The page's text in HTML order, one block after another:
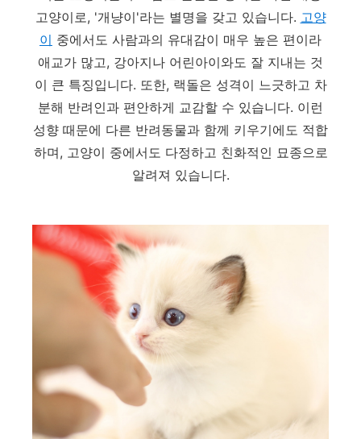
고양이로, '개냥이'라는 별명을 갖고 있습니다. 고양
이 중에서도 사람과의 유대감이 매우 높은 편이라
애교가 많고, 강아지나 어린아이와도 잘 지내는 것
이 큰 특징입니다. 또한, 랙돌은 성격이 느긋하고 차
분해 반려인과 편안하게 교감할 수 있습니다. 이런
성향 때문에 다른 반려동물과 함께 키우기에도 적합
하며, 고양이 중에서도 다정하고 친화적인 묘종으로
알려져 있습니다.